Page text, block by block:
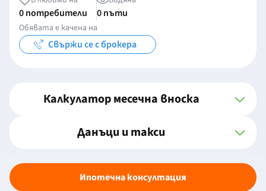
0 потребители 0 пъти
Обявата е качена на
Свържи се с брокера
Калкулатор месечна вноска
Данъци и такси
Ипотечна консултация